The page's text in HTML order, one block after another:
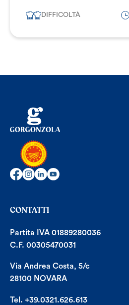
DIFFICOLTÀ
CONTATTI
Partita IVA 01889280036
C.F. 00305470031
Via Andrea Costa, 5/c
28100 NOVARA
Tel. +39.0321.626.613